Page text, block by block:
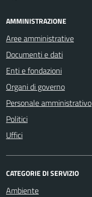
AMMINISTRAZIONE
Aree amministrative
Documenti e dati
Enti e fondazioni
Organi di governo
Personale amministrativo
Politici
Uffici
CATEGORIE DI SERVIZIO
Ambiente